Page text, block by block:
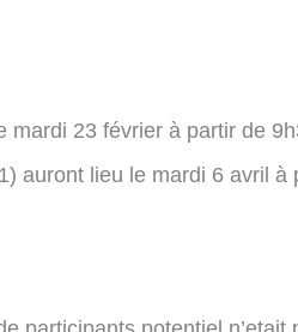
23 février à partir de
auront lieu le mardi 6 avril